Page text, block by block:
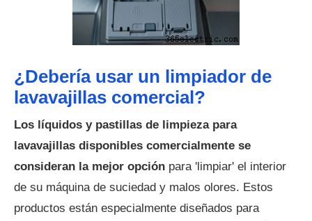
¿Debería usar un limpiador de
lavavajillas comercial?
Los líquidos y pastillas de limpieza para
lavavajillas disponibles comercialmente se
consideran la mejor opción para 'limpiar' el interior
de su máquina de suciedad y malos olores. Estos
productos están especialmente diseñados para